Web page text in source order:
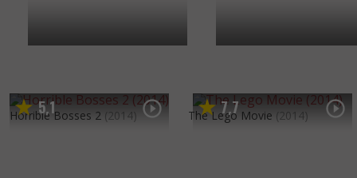
5,1
Horrible Bosses 2 (2014) 7,7
The Lego Movie (2014)